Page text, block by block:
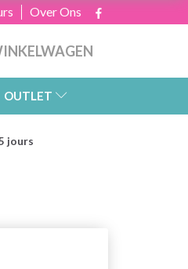
Over Ons
OUTLET
jours